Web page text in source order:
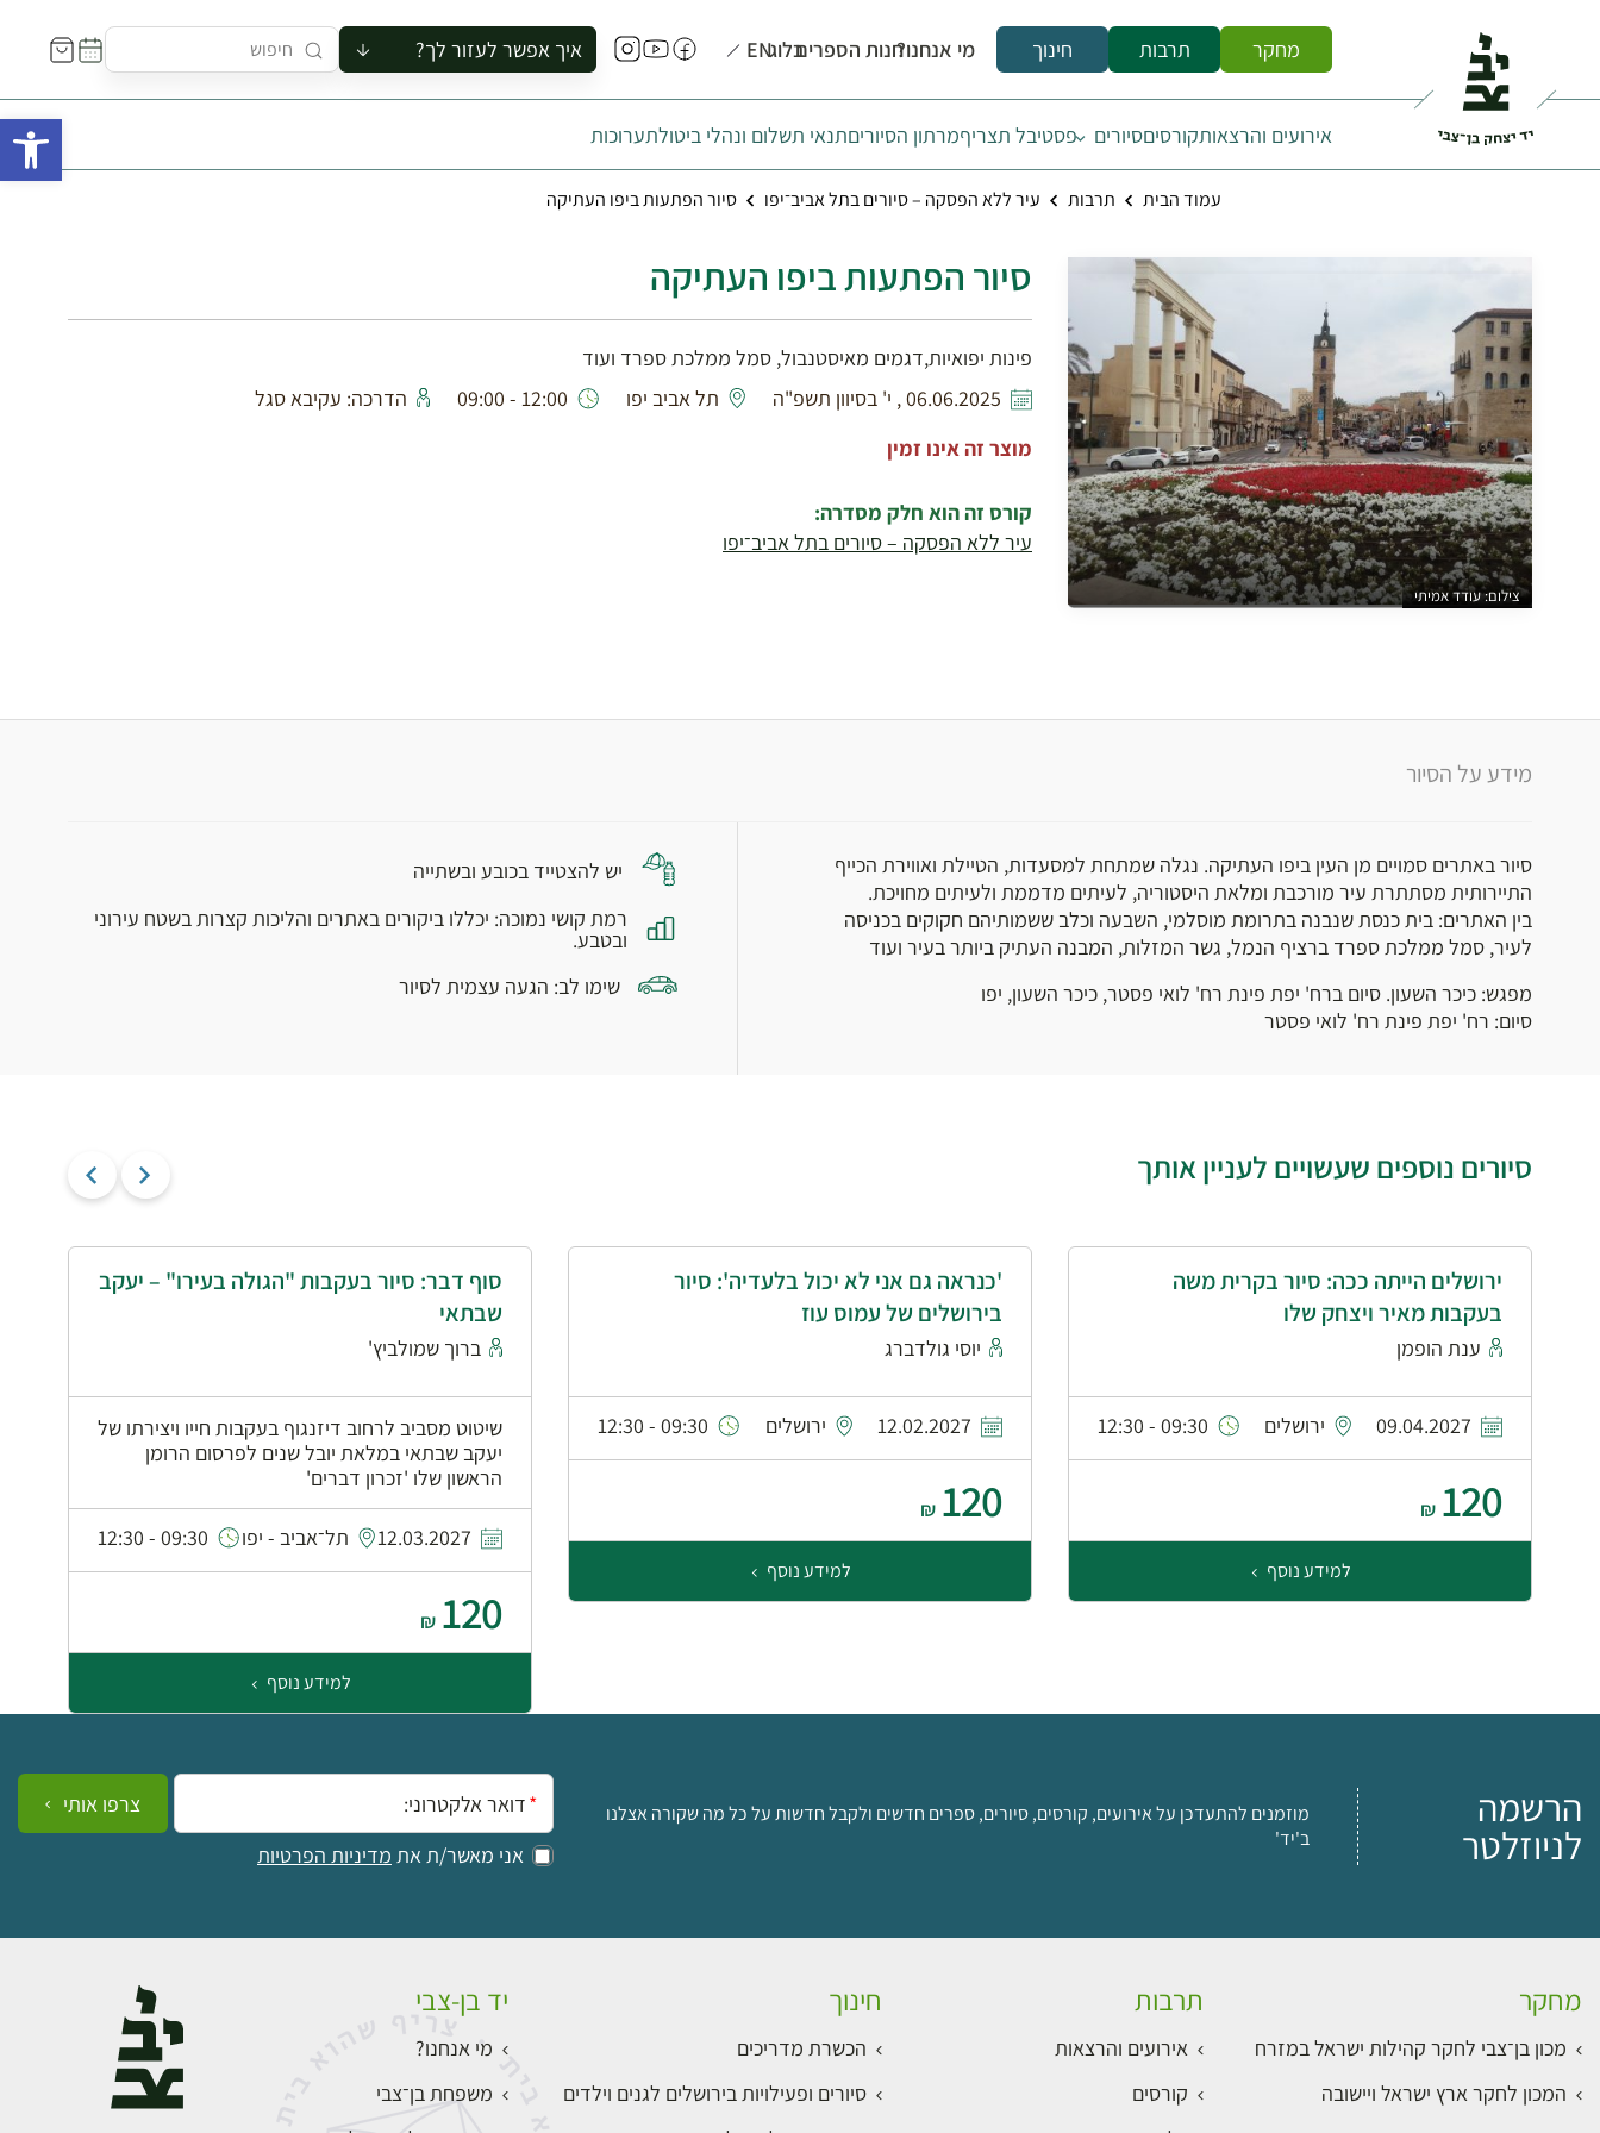
מחקר תרבות חינוך מי אנחנו?חנות הספריםבלוגEN איך אפשר לעזור לך?
להזמין סיור לקבוצה
להירשם לסיור
להירשם לקורס
לקנות ספר
אירועים והרצאותקורסיםסיורים פסטיבל תצריףמרתון הסיוריםתנאי תשלום ונהלי ביטולתערוכות
עמוד הבית תרבות עיר ללא הפסקה – סיורים בתל אביב־יפו סיור הפתעות ביפו העתיקה
צילום: עודד אמיתי
סיור הפתעות ביפו העתיקה
פינות יפואיות,דגמים מאיסטנבול, סמל ממלכת ספרד ועוד
06.06.2025 , י' בסיוון תשפ"ה
תל אביב יפו 12:00 - 09:00
הדרכה: עקיבא סגל
מוצר זה אינו זמין
קורס זה הוא חלק מסדרה:
עיר ללא הפסקה – סיורים בתל אביב־יפו
מידע על הסיור
סיור באתרים סמויים מן העין ביפו העתיקה. נגלה שמתחת למסעדות, הטיילת ואווירת הכייף
התיירותית מסתתרת עיר מורכבת ומלאת היסטוריה, לעיתים מדממת ולעיתים מחויכת.
בין האתרים: בית כנסת שנבנה בתרומת מוסלמי, השבעה וכלב ששמותיהם חקוקים בכניסה
לעיר, סמל ממלכת ספרד ברציף הנמל, גשר המזלות, המבנה העתיק ביותר בעיר ועוד
מפגש: כיכר השעון. סיום ברח' יפת פינת רח' לואי פסטר, כיכר השעון, יפו
סיום: רח' יפת פינת רח' לואי פסטר
יש להצטייד בכובע ובשתייה
רמת קושי נמוכה: יכללו ביקורים באתרים והליכות קצרות בשטח עירוני
ובטבע.
שימו לב: הגעה עצמית לסיור
סיורים נוספים שעשויים לעניין אותך
ירושלים הייתה ככה: סיור בקרית משה
בעקבות מאיר ויצחק שלו
ענת הופמן
09.04.2027 ירושלים 09:30 - 12:30
120
₪
למידע נוסף
'כנראה גם אני לא יכול בלעדיה': סיור
בירושלים של עמוס עוז
יוסי גולדברג
12.02.2027 ירושלים 09:30 - 12:30
120
₪
למידע נוסף
סוף דבר: סיור בעקבות "הגולה בעירו" – יעקב
שבתאי
ברוך שמולביץ'
שיטוט מסביב לרחוב דיזנגוף בעקבות חייו ויצירתו של
יעקב שבתאי במלאת יובל שנים לפרסום הרומן
הראשון שלו 'זכרון דברים'
12.03.2027 תל־אביב - יפו 09:30 - 12:30
120
₪
למידע נוסף
הרשמה
לניוזלטר
מוזמנים להתעדכן על אירועים, קורסים, סיורים, ספרים חדשים ולקבל חדשות על כל מה שקורה אצלנו
ב'יד'
אימייל:
אני מאשר/ת את מדיניות הפרטיות
צרפו אותי
מחקר
מכון בן־צבי לחקר קהילות ישראל במזרח
המכון לחקר ארץ ישראל ויישובה
תרבות
אירועים והרצאות
קורסים
חינוך
הכשרת מדריכים
סיורים ופעילויות בירושלים לגנים וילדים
יד בן-צבי
מי אנחנו?
משפחת בן־צבי